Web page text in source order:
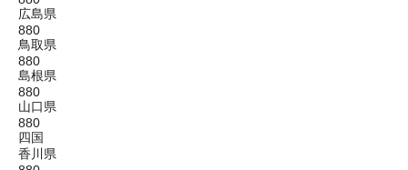
広島県
880
鳥取県
880
島根県
880
山口県
880
四国
香川県